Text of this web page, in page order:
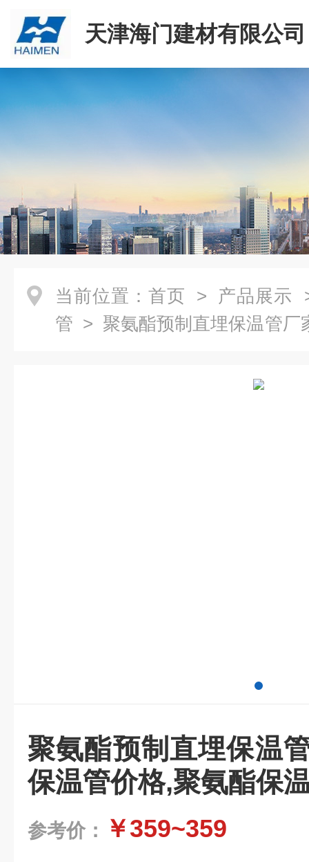
天津海门建材有限公司
当前位置： 首页 > 产品展示
管 > 聚氨酯预制直埋保温管厂
聚氨酯预制直埋保温
保温管价格,聚氨酯保
参考价： ￥359~359